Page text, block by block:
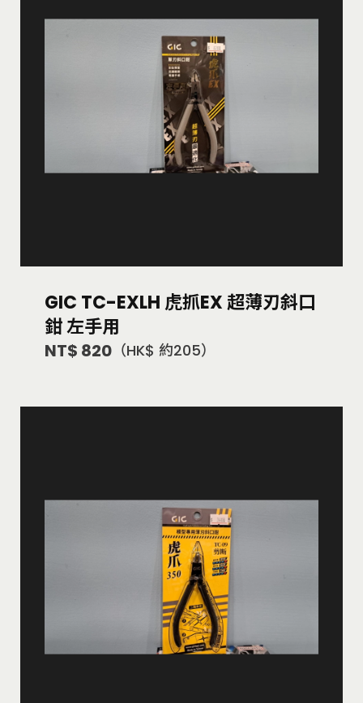
GIC TC-EXLH 虎抓EX 超薄刃斜口
鉗 左手用
NT$ 820 （HK$ 約205）